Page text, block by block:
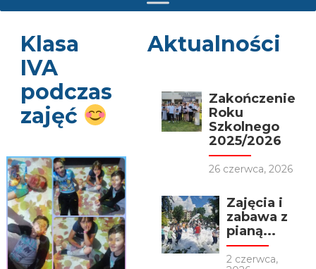
Klasa
IVA
podczas
zajęć
Aktualności
Zakończenie
Roku
Szkolnego
2025/2026
26 czerwca, 2026
Zajęcia i
zabawa z
pianą...
2 czerwca,